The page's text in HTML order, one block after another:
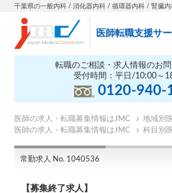
千葉県の一般内科 / 消化器内科 / 循環器内科 / 腎臓
医師転職支援サ
転職のご相談・求人情報のお
受付時間：平日/10:00～
0120-940-
医師の求人・転職募集情報はJMC 地域別
医師の求人・転職募集情報はJMC
科目別
常勤求人 No. 1040536
【募集終了求人】